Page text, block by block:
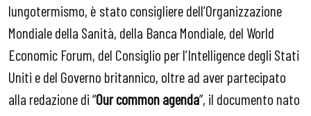
lungotermismo, è stato consigliere dell’Organizzazione
Mondiale della Sanità, della Banca Mondiale, del World
Economic Forum, del Consiglio per l’Intelligence degli Stati
Uniti e del Governo britannico, oltre ad aver partecipato
alla redazione di “Our common agenda”, il documento nato